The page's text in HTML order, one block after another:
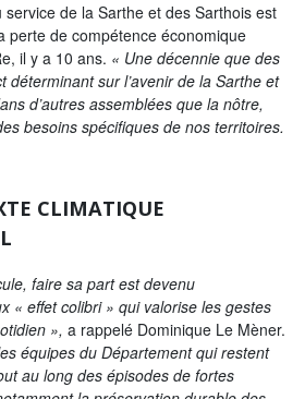
mobilités et
citoyenneté et
de la Sarthe et des Sarthois est
de compétence économique
il y a 10 ans. « Une décennie que des
déterminant sur l’avenir de la Sarthe et
d’autres assemblées que la nôtre,
besoins spécifiques de nos territoires.
CLIMATIQUE
faire sa part est devenu
« effet colibri » qui valorise les gestes
», a rappelé Dominique Le Mèner.
équipes du Département qui restent
au long des épisodes de fortes